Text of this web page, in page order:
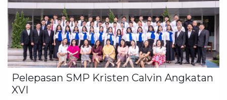
Pelepasan SMP Kristen Calvin Angkatan
XVI